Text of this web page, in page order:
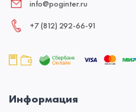
info@poginter.ru
+7 (812) 292‑66‑91
Информация